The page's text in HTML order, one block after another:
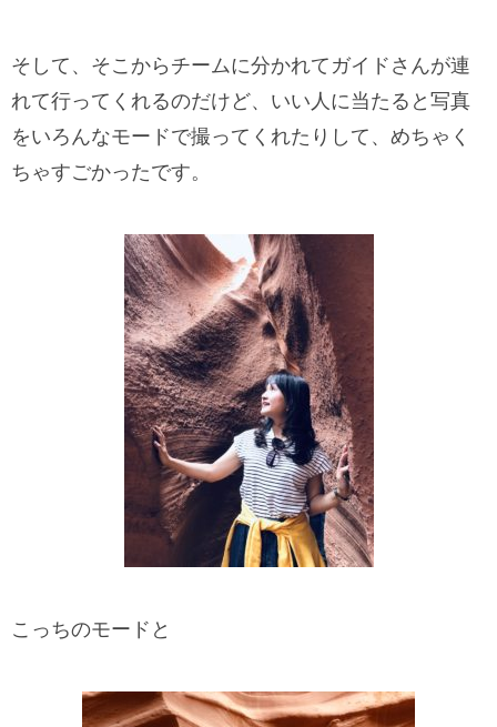
そして、そこからチームに分かれてガイドさんが連
れて行ってくれるのだけど、いい人に当たると写真
をいろんなモードで撮ってくれたりして、めちゃく
ちゃすごかったです。
こっちのモードと